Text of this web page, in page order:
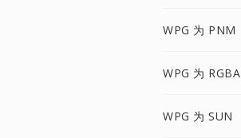
WPG 为 PNM
WPG 为 RGBA
WPG 为 SUN